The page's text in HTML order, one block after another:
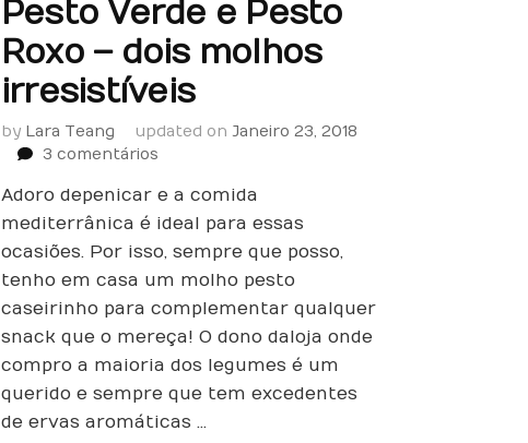
Pesto Verde e Pesto
Roxo – dois molhos
irresistíveis
by Lara Teang updated on Janeiro 23, 2018
3 comentáriosem
Verde
e
Pesto
–
dois
molhos
irresistíveis
Adoro depenicar e a comida
mediterrânica é ideal para essas
ocasiões. Por isso, sempre que posso,
tenho em casa um molho pesto
caseirinho para complementar qualquer
snack que o mereça! O dono da loja onde
compro a maioria dos legumes é um
querido e sempre que tem excedentes
de ervas aromáticas …